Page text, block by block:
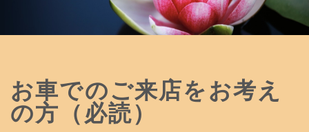
お車でのご来店をお考え
の方（必読）